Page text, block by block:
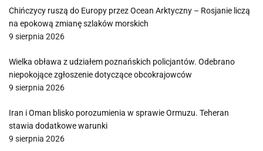
Chińczycy ruszą do Europy przez Ocean Arktyczny – Rosjanie liczą
na epokową zmianę szlaków morskich
9 sierpnia 2026
Wielka obława z udziałem poznańskich policjantów. Odebrano
niepokojące zgłoszenie dotyczące obcokrajowców
9 sierpnia 2026
Iran i Oman blisko porozumienia w sprawie Ormuzu. Teheran
stawia dodatkowe warunki
9 sierpnia 2026